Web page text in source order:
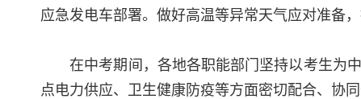
应急发电车部署。做好高温等异常天气应对准备
在中考期间，各地各职能部门坚持以考生为
点电力供应、卫生健康防疫等方面密切配合、协